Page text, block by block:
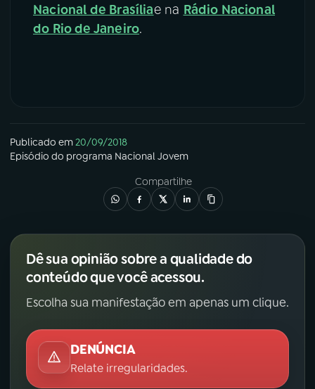
Nacional de Brasíliae na Rádio Nacional
do Rio de Janeiro.
Publicado em20/09/2018
Episódio do programa Nacional Jovem
Compartilhe
Dê sua opinião sobre a qualidade do
conteúdo que você acessou.
Escolha sua manifestação em apenas um clique.
DENÚNCIA
Relate irregularidades.